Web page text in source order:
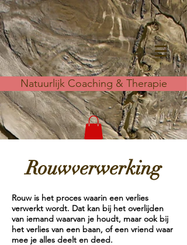
Natuurlijk Coaching & Therapie
Rouwverwerking
Rouwis het proces waarin een verlies
verwerkt wordt. Dat kan bij het overlijden
van iemand waarvan je houdt, maar ook bij
het verlies van een baan, of een vriend waar
mee je alles deelt en deed.